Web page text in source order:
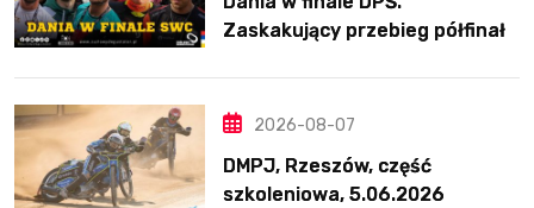
Zaskakujący przebieg półfinału
2026-08-07
DMPJ, Rzeszów, część
szkoleniowa, 5.06.2026